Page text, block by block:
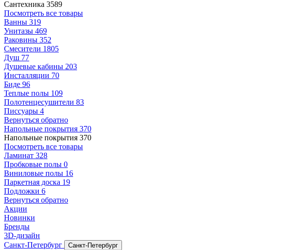
Сантехника 3589
Посмотреть все товары
Ванны 319
Унитазы 469
Раковины 352
Смесители 1805
Душ 77
Душевые кабины 203
Инсталляции 70
Биде 96
Теплые полы 109
Полотенцесушители 83
Писсуары 4
Вернуться обратно
Напольные покрытия 370
Напольные покрытия 370
Посмотреть все товары
Ламинат 328
Пробковые полы 0
Виниловые полы 16
Паркетная доска 19
Подложки 6
Вернуться обратно
Акции
Новинки
Бренды
3D-дизайн
Санкт-Петербург
Санкт-Петербург